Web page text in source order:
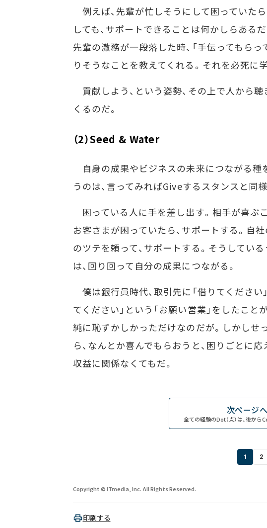
例えば、先輩が忙しそうにして困っていた
しても、サポートできることは何かしらある
先輩の激務が一段落した時、「手伝ってもら
りそうなことを教えてくれる。それを必死に
貢献しよう、という姿勢、その上で人から
くるのだ。
（2）Seed & Water
自身の成果やビジネスの未来につながる種
うのは、言ってみればGiveするスタンスと同様
困っている人に手を差し出す。相手が喜ぶ
お客さまが困っていたら、サポートする。自
のツテを頼って、サポートする。そうしてい
は、回り回って自分の成果につながる。
僕は銀行員時代、取引先に「借りてください
てください」という「お願い営業」をしたこ
純に恥ずかしかっただけなのだが。しかし
ら、なんとか喜んでもらおうと、困りごとに
収益に関係なくてもだ。
次ページへ
全ての経験のDot（点）は、後から
1 2
Copyright © ITmedia, Inc. All Rights Reserved.
印刷する